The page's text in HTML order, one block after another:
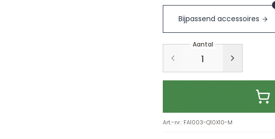
Bijpassend accessoires
Aantal
Art.-nr.: FA1003-Q10X10-M